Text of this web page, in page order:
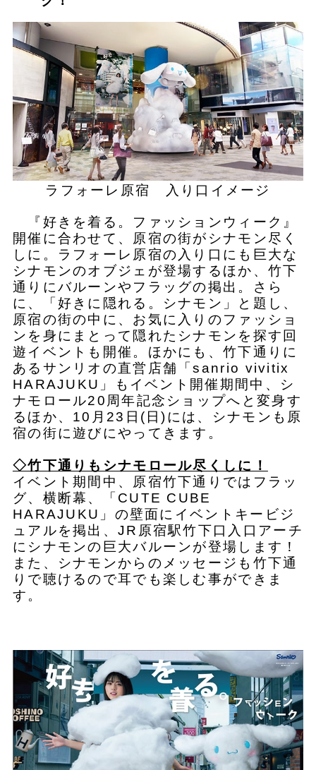
ラフォーレ原宿 入り口イメージ
『好きを着る。ファッションウィーク』
開催に合わせて、原宿の街がシナモン尽く
しに。ラフォーレ原宿の入り口にも巨大な
シナモンのオブジェが登場するほか、竹下
通りにバルーンやフラッグの掲出。さら
に、「好きに隠れる。シナモン」と題し、
原宿の街の中に、お気に入りのファッショ
ンを身にまとって隠れたシナモンを探す回
遊イベントも開催。ほかにも、竹下通りに
あるサンリオの直営店舗「sanrio vivitix
HARAJUKU」もイベント開催期間中、シ
ナモロール20周年記念ショップへと変身す
るほか、10月23日(日)には、シナモンも原
宿の街に遊びにやってきます。
◇竹下通りもシナモロール尽くしに！
イベント期間中、原宿竹下通りではフラッ
グ、横断幕、「CUTE CUBE
HARAJUKU」の壁面にイベントキービジ
ュアルを掲出、JR原宿駅竹下口入口アーチ
にシナモンの巨大バルーンが登場します！
また、シナモンからのメッセージも竹下通
りで聴けるので耳でも楽しむ事ができま
す。